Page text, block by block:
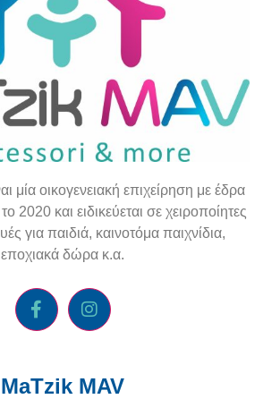
μία οικογενειακή επιχείρηση με έδρα
2020 και ειδικεύεται σε χειροποίητες
για παιδιά, καινοτόμα παιχνίδια,
εποχιακά δώρα κ.α.
MaTzik MAV